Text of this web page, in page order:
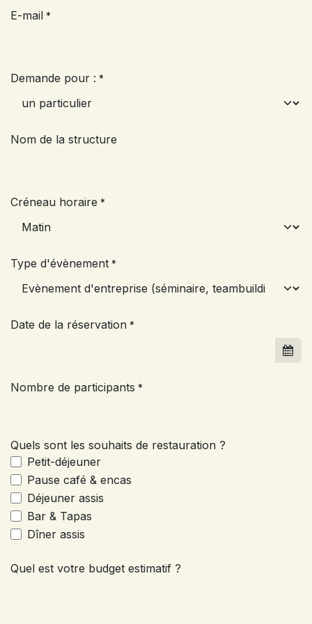
E-mail *
Demande pour : *
Nom de la structure
Créneau horaire *
Type d'évènement *
Date de la réservation *
Nombre de participants *
Quels sont les souhaits de restauration ?
Petit-déjeuner
Pause café & encas
Déjeuner assis
Bar & Tapas
Dîner assis
Quel est votre budget estimatif ?